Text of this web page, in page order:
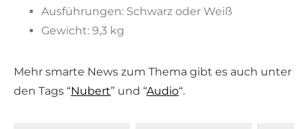
Ausführungen: Schwarz oder Weiß
Gewicht: 9,3 kg
Mehr smarte News zum Thema gibt es auch unter
den Tags “Nubert” und “Audio“.